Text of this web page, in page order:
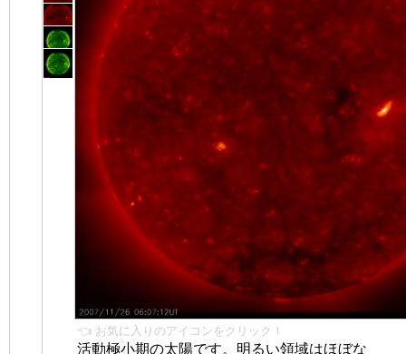
👈 お気に入りのアイコンをクリック！
活動極小期の太陽です。明るい領域はほぼな